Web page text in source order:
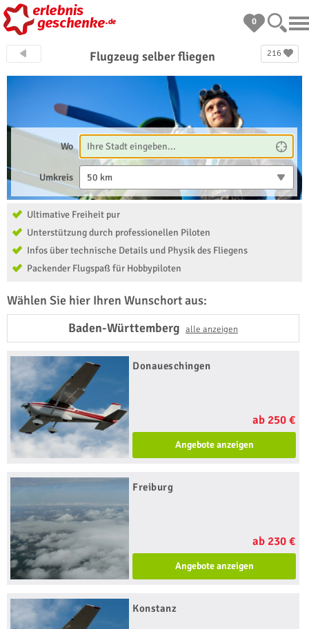
0
216
Flugzeug selber fliegen
Wo
Umkreis 50 km
Ultimative Freiheit pur
Unterstützung durch professionellen Piloten
Infos über technische Details und Physik des Fliegens
Packender Flugspaß für Hobbypiloten
Wählen Sie hier Ihren Wunschort aus:
Baden-Württemberg alle anzeigen
Donaueschingen
ab 250 €
Angebote anzeigen
Freiburg
ab 230 €
Angebote anzeigen
Konstanz